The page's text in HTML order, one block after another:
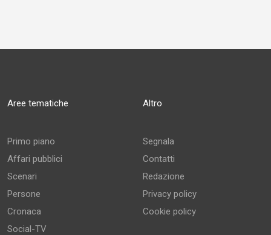
Aree tematiche
Primo piano
Affari pubblici
Scenari
Persone
Cronaca
Social-TV
Altro
Segnala
Contatti
Redazione
Privacy policy
Cookie policy